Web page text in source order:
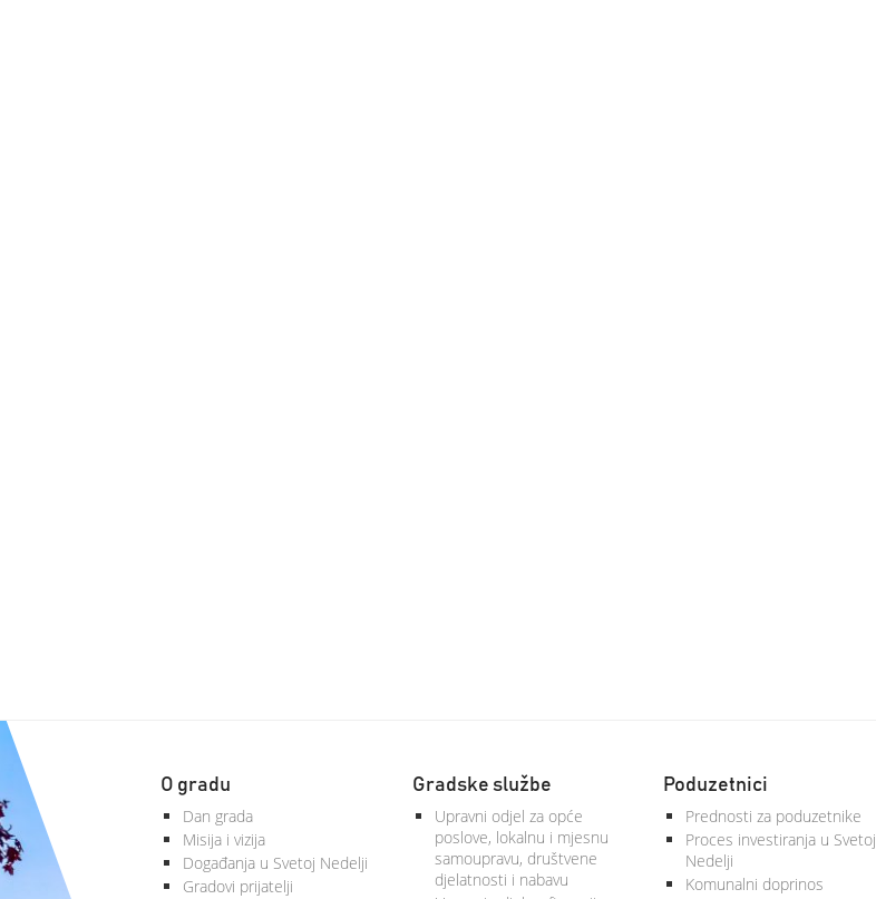
O gradu
Dan grada
Misija i vizija
Događanja u Svetoj Nedelji
Gradovi prijatelji
Gradske službe
Upravni odjel za opće
poslove, lokalnu i mjesnu
samoupravu, društvene
djelatnosti i nabavu
Poduzetnici
Prednosti za poduzetnike
Proces investiranja u Svetoj
Nedelji
Komunalni doprinos